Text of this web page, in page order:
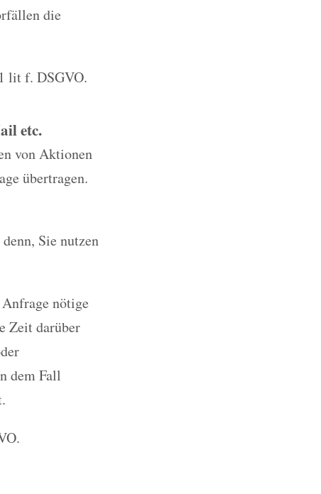
die
lit f. DSGVO.
etc.
von Aktionen
übertragen.
Sie nutzen
nötige
Zeit darüber
dem Fall